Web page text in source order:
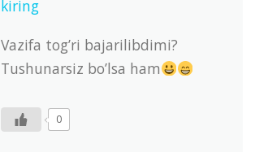
kiring
Vazifa tog’ri bajarilibdimi?
Tushunarsiz bo’lsa ham
0